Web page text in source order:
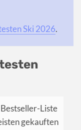
Ski 2026.
Liste
gekauften